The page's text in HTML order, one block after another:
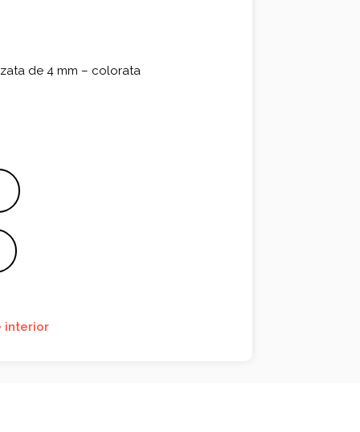
de 4 mm – colorata
interior